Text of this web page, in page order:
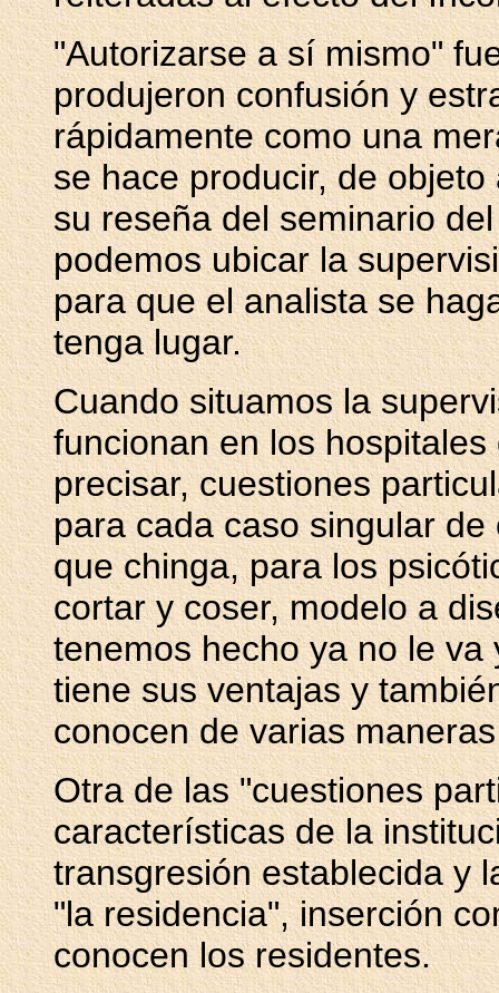
"Autorizarse a sí mismo"
produjeron confusión y
rápidamente como una
se hace producir, de
su reseña del seminario
podemos ubicar la
para que el analista se
tenga lugar.
Cuando situamos la
funcionan en los
precisar, cuestiones
para cada caso singular
que chinga, para los
cortar y coser, modelo a
tenemos hecho ya no le
tiene sus ventajas y
conocen de varias
Otra de las "cuestiones
características de la
transgresión establecida y
"la residencia", inserción
conocen los residentes.